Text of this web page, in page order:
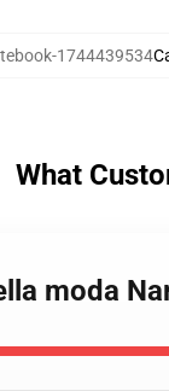
1744439534
What
moda